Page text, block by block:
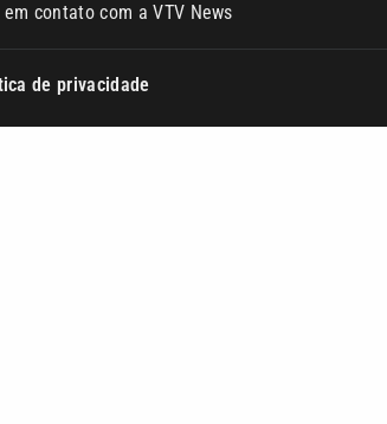
em contato com a VTV News
de privacidade